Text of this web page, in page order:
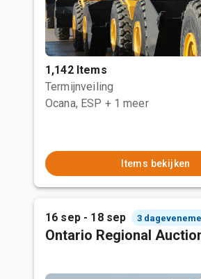
1,142 Items
Termijnveiling
Ocana, ESP + 1 meer
Items bekijken
16 sep - 18 sep 3
Ontario Regional